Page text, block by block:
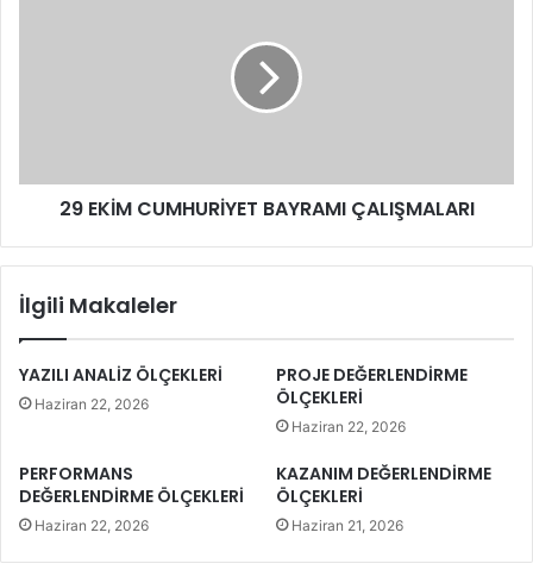
29 EKİM CUMHURİYET BAYRAMI ÇALIŞMALARI
İlgili Makaleler
YAZILI ANALİZ ÖLÇEKLERİ
Haziran 22, 2026
PROJE DEĞERLENDİRME
ÖLÇEKLERİ
Haziran 22, 2026
PERFORMANS
DEĞERLENDİRME ÖLÇEKLERİ
Haziran 22, 2026
KAZANIM DEĞERLENDİRME
ÖLÇEKLERİ
Haziran 21, 2026